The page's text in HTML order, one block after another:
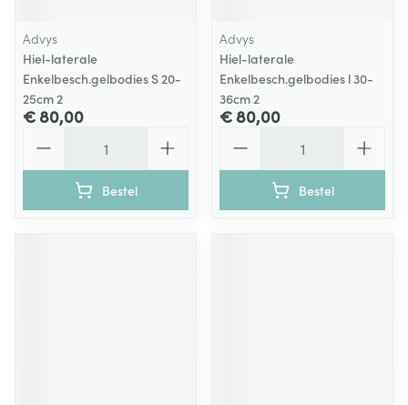
Advys
Hiel-laterale
Enkelbesch.gelbodies S 20-
25cm 2
€ 80,00
Bestel
Advys
Hiel-laterale
Enkelbesch.gelbodies l 30-
36cm 2
€ 80,00
Bestel